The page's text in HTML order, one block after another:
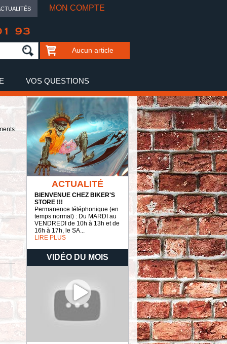
MON COMPTE
93
Aucun article
VOS QUESTIONS
ACTUALITÉ
BIENVENUE CHEZ BIKER'S
STORE !!!
Permanence téléphonique (en
temps normal) : Du MARDI au
VENDREDI de 10h à 13h et de
16h à 17h, le SA...
LIRE PLUS
VIDÉO DU MOIS